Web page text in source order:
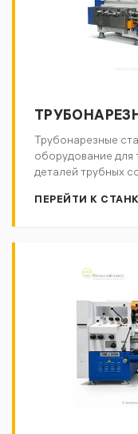
Трубонарезные
оборудование для
деталей трубных
точную нарезку
промышленного
Рассчитаем цену
ПЕРЕЙТИ К